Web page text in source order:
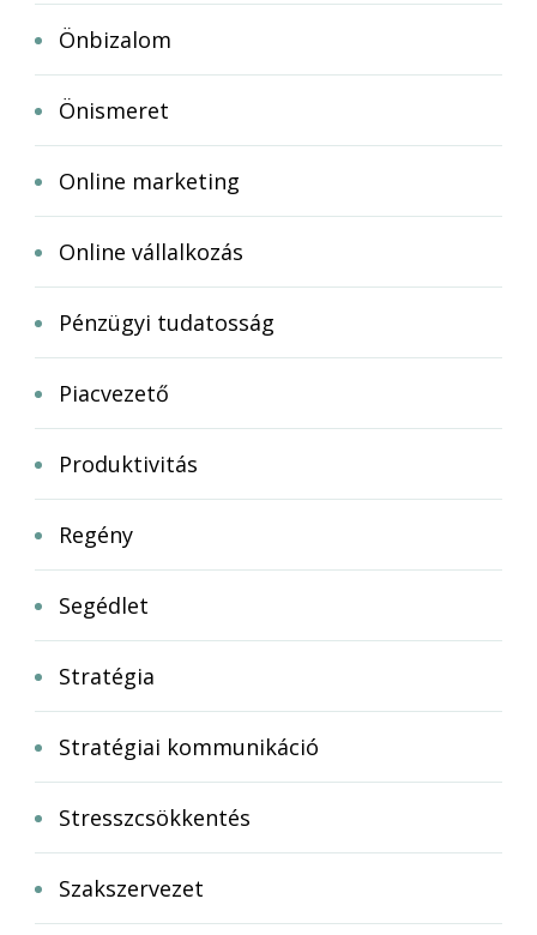
Önbizalom
Önismeret
Online marketing
Online vállalkozás
Pénzügyi tudatosság
Piacvezető
Produktivitás
Regény
Segédlet
Stratégia
Stratégiai kommunikáció
Stresszcsökkentés
Szakszervezet